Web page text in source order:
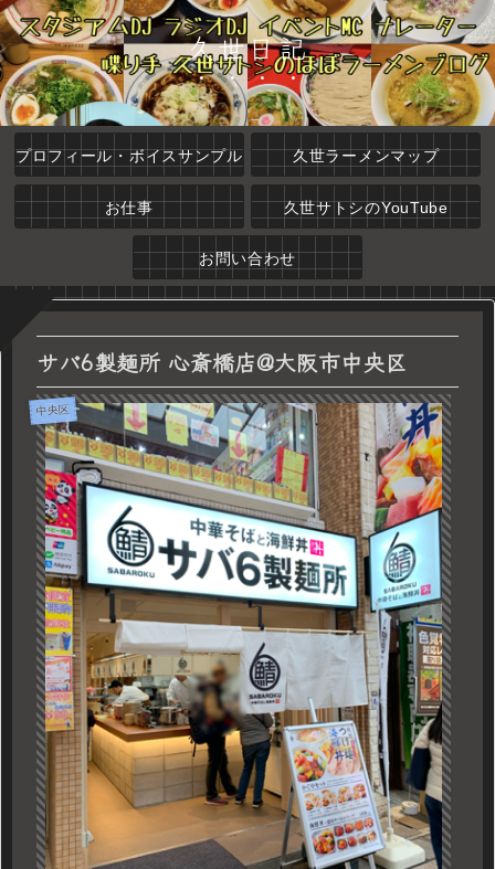
久世日記
プロフィール・ボイスサンプル 久世ラーメンマップ
お仕事 久世サトシのYouTube
お問い合わせ
サバ6製麺所 心斎橋店@大阪市中央区
中央区